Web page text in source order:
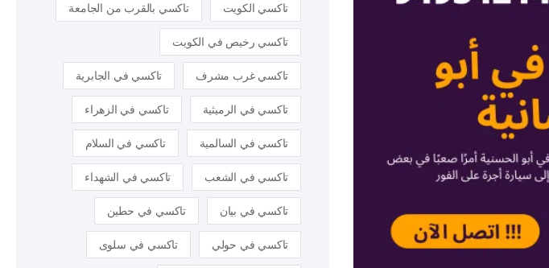
تاكسي الكويت تاكسي بالقرب من الجامعة
تاكسي رخيص في الكويت
تاكسي غرب مشرف تاكسي في الجابرية
تاكسي في الرميثية تاكسي في الزهراء
تاكسي في السالمية تاكسي في السلام
تاكسي في الشعب تاكسي في الشهداء
تاكسي في بيان تاكسي في حطين
تاكسي في حولي تاكسي في سلوى